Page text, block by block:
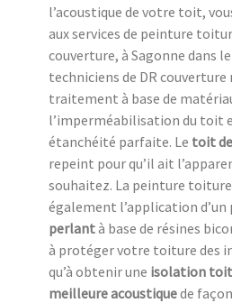
l’acoustique de votre toit,
aux services de peinture
couverture, à Sagonne dans le
techniciens de DR
traitement à base de
l’imperméabilisation du toit
étanchéité parfaite. Le toit
repeint pour qu’il ait
souhaitez. La peinture
également l’application
perlantà base de résines
à protéger votre toiture des
qu’à obtenir une isolation
meilleure acoustiquede